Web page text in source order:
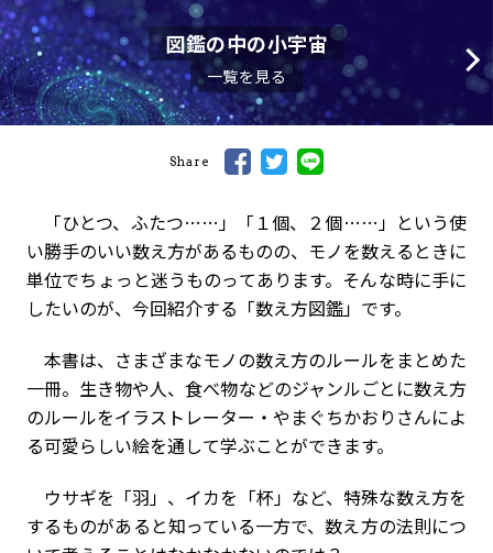
図鑑の中の小宇宙
一覧を見る
Share
「ひとつ、ふたつ……」「１個、２個……」という使
い勝手のいい数え方があるものの、モノを数えるときに
単位でちょっと迷うものってあります。そんな時に手に
したいのが、今回紹介する「数え方図鑑」です。
本書は、さまざまなモノの数え方のルールをまとめた
一冊。生き物や人、食べ物などのジャンルごとに数え方
のルールをイラストレーター・やまぐちかおりさんによ
る可愛らしい絵を通して学ぶことができます。
ウサギを「羽」、イカを「杯」など、特殊な数え方を
するものがあると知っている一方で、数え方の法則につ